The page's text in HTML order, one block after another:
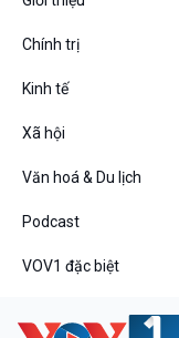
Chân dung cuộc sống
Chính trị
Kinh tế
Xã hội
Văn hoá & Du lịch
Podcast
VOV1 đặc biệt